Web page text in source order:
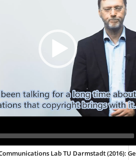
Lab TU Darmstadt (2016):